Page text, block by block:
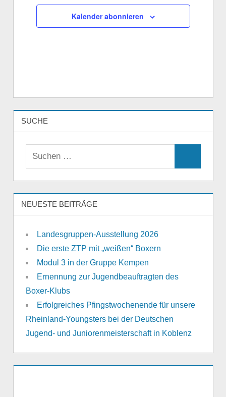
Kalender abonnieren
SUCHE
NEUESTE BEITRÄGE
Landesgruppen-Ausstellung 2026
Die erste ZTP mit „weißen“ Boxern
Modul 3 in der Gruppe Kempen
Ernennung zur Jugendbeauftragten des
Boxer-Klubs
Erfolgreiches Pfingstwochenende für unsere
Rheinland-Youngsters bei der Deutschen
Jugend- und Juniorenmeisterschaft in Koblenz